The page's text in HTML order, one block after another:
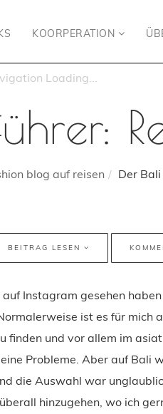
KOORPERATION
blog auf reisen Der
BEITRAG LESEN
Instagram gesehen
ist es für mich
finden und vor allem im
Probleme. Aber auf Bali
die Auswahl war
hinzugehen, wo ich